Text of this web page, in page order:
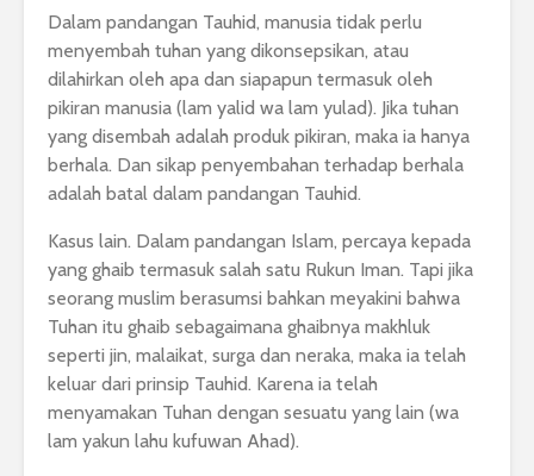
Dalam pandangan Tauhid, manusia tidak perlu
menyembah tuhan yang dikonsepsikan, atau
dilahirkan oleh apa dan siapapun termasuk oleh
pikiran manusia (lam yalid wa lam yulad). Jika tuhan
yang disembah adalah produk pikiran, maka ia hanya
berhala. Dan sikap penyembahan terhadap berhala
adalah batal dalam pandangan Tauhid.
Kasus lain. Dalam pandangan Islam, percaya kepada
yang ghaib termasuk salah satu Rukun Iman. Tapi jika
seorang muslim berasumsi bahkan meyakini bahwa
Tuhan itu ghaib sebagaimana ghaibnya makhluk
seperti jin, malaikat, surga dan neraka, maka ia telah
keluar dari prinsip Tauhid. Karena ia telah
menyamakan Tuhan dengan sesuatu yang lain (wa
lam yakun lahu kufuwan Ahad).